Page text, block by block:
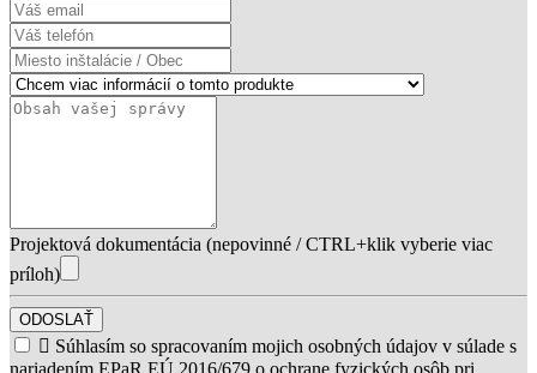
Projektová dokumentácia (nepovinné / CTRL+klik vyberie viac
príloh)
ODOSLAŤ
 Súhlasím so spracovaním mojich osobných údajov v súlade s